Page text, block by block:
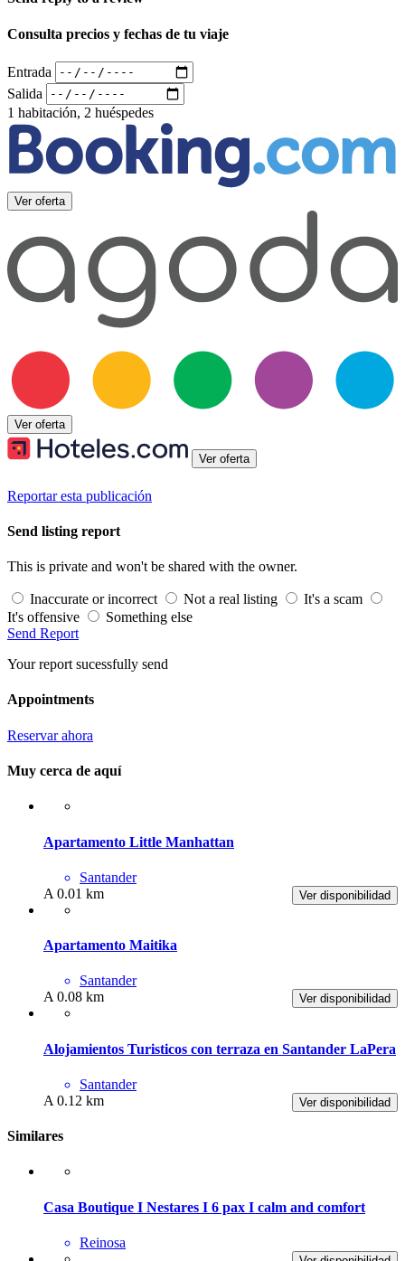
Consulta precios y fechas de tu viaje
Entrada
Salida
1 habitación, 2 huéspedes
Ver oferta
Ver oferta
Ver oferta
Reportar esta publicación
Send listing report
This is private and won't be shared with the owner.
Inaccurate or incorrect Not a real listing
It's a scam
It's offensive
Something else
Send Report
Your report sucessfully send
Appointments
Reservar ahora
Muy cerca de aquí
Apartamento Little Manhattan
Santander
Ver disponibilidad
A 0.01 km
Apartamento Maitika
Santander
Ver disponibilidad
A 0.08 km
Alojamientos Turisticos con terraza en Santander LaPera
Santander
Ver disponibilidad
A 0.12 km
Similares
Casa Boutique I Nestares I 6 pax I calm and comfort
Reinosa